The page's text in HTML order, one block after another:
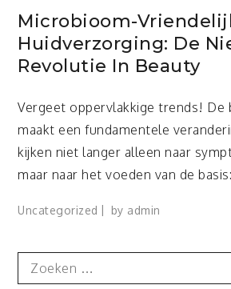
Microbioom-
Huidverzorging: De
Revolutie In Beauty
Vergeet oppervlakkige trends! De
maakt een fundamentele
kijken niet langer alleen naar
maar naar het voeden van de
Uncategorized by admin
Search
for: